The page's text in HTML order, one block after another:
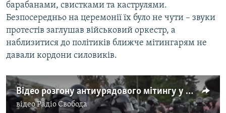
барабанами, свистками та каструлями.
Безпосередньо на церемонії їх було не чути – звуки
протестів заглушав військовий оркестр, а
наблизитися до політиків ближче мітингарям не
давали кордони силовиків.
Відео розгону антиурядового мітингу у Кишиневі у День незалежності Молдови
відеоРадіо Свобода